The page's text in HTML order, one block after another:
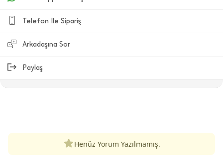
Telefon İle Sipariş
Arkadaşına Sor
Paylaş
Henüz Yorum Yazılmamış.